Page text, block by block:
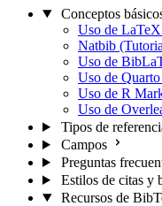
Conceptos
Uso de
Natbib
Uso de
Uso de
Uso de R
Uso de
Tipos de
Campos
Preguntas
Estilos de citas y
Recursos de